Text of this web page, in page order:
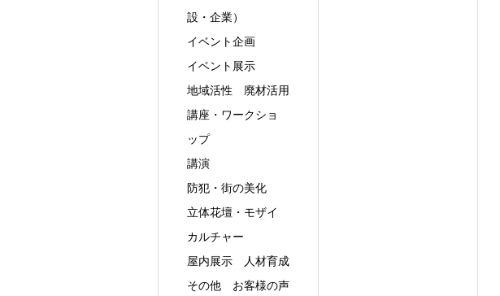
設・企業）
イベント企画
イベント展示
地域活性
廃材活用
講座・ワークショ
ップ
講演
防犯・街の美化
立体花壇・モザイ
カルチャー
屋内展示
人材育成
その他
お客様の声